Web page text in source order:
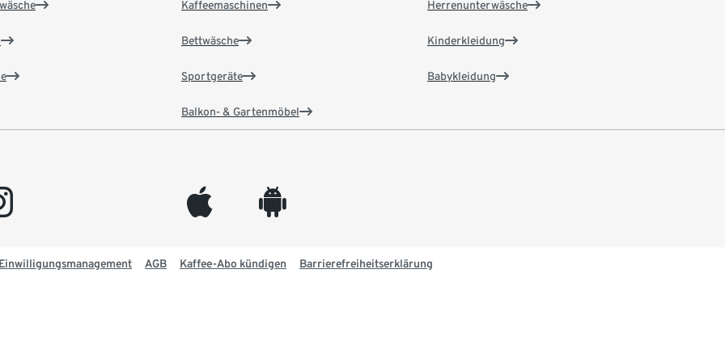
Kaffeemaschinen
Bettwäsche
Sportgeräte
Balkon- & Gartenmöbel
Herrenunterwäsche
Kinderkleidung
Babykleidung
appleinc android
Einwilligungsmanagement AGB Kaffee-Abo kündigen Barrierefreiheitserklärung